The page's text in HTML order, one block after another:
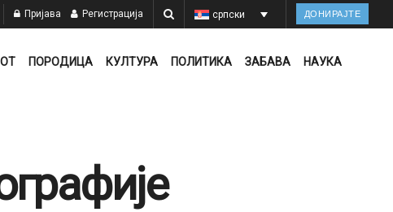
Пријава Регистрација српски ДОНИРАЈТЕ
ПОРОДИЦА КУЛТУРА ПОЛИТИКА ЗАБАВА НАУКА